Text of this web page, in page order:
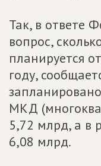
Так, в ответе
вопрос,
планируется
году,
МКД
5,72 млрд, а в
6,08 млрд.